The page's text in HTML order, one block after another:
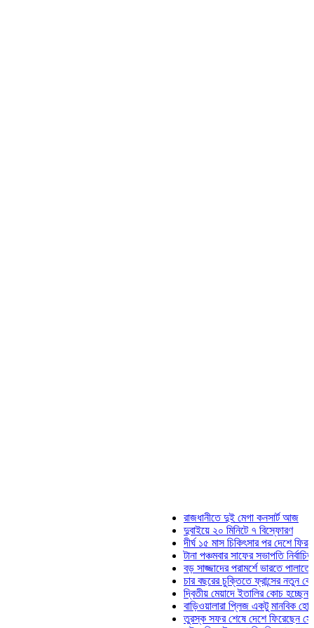
রাজধানীতে দুই মেগা কনসার্ট আজ
দুবাইয়ে ২০ মিনিটে ৭ বিস্ফোরণ
দীর্ঘ ১৫ মাস চিকিৎসার পর দেশে ফিরলেন
টানা পঞ্চমবার সাফের সভাপতি নির্বাচিত কাজী
বড় সাজ্জাদের পরামর্শে ভারতে পালাতে
চার বছরের চুক্তিতে ফ্রান্সের নতুন কোচ
দ্বিতীয় মেয়াদে ইতালির কোচ হচ্ছেন মানচিনি
বাড়িওয়ালারা প্লিজ একটু মানবিক হোন: মনিরা
তুরস্ক সফর শেষে দেশে ফিরেছেন